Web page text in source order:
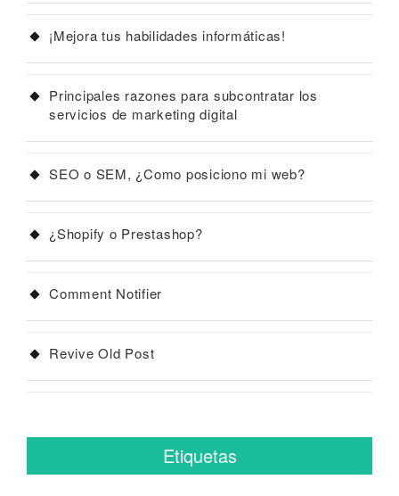
¡Mejora tus habilidades informáticas!
Principales razones para subcontratar los
servicios de marketing digital
SEO o SEM, ¿Como posiciono mi web?
¿Shopify o Prestashop?
Comment Notifier
Revive Old Post
Etiquetas